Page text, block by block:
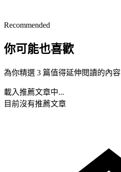
Recommended
你可能也喜歡
為你精選 3 篇值得延伸閱讀的內容
載入推薦文章中...
目前沒有推薦文章